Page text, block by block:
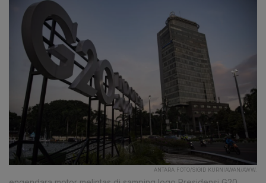
ANTARA FOTO/SIGID KURNIAWAN/AWW.